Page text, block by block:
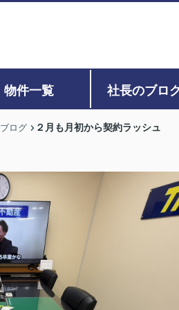
物件一覧 社長のブロ
ブログ ２月も月初から契約ラッシュ